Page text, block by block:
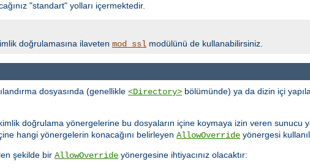
"standart" yolları içermektedir.
doğrulamasına ilaveten mod_ssl modülünü de kullanabilirsiniz.
dosyasında (genellikle <Directory> bölümünde) ya da dizin içi
doğrulama yönergelerine bu dosyaların içine koymaya izin veren sunucu
hangi yönergelerin konacağını belirleyen AllowOverride yönergesi
şekilde bir AllowOverride yönergesine ihtiyacınız olacaktır: